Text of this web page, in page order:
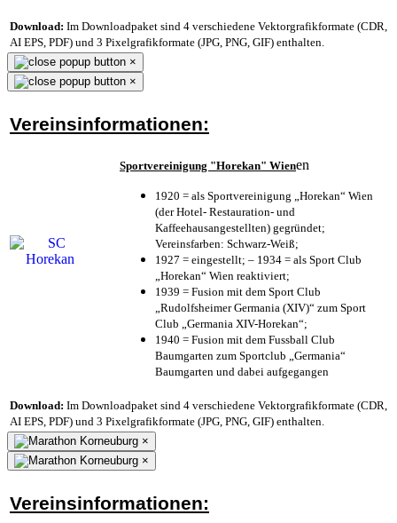
Download: Im Downloadpaket sind 4 verschiedene Vektorgrafikformate (CDR,
AI EPS, PDF) und 3 Pixelgrafikformate (JPG, PNG, GIF) enthalten.
×
×
Vereinsinformationen:
Sportvereinigung "Horekan" Wienen
1920 = als Sportvereinigung „Horekan“ Wien
(der Hotel- Restauration- und
Kaffeehausangestellten) gegründet;
Vereinsfarben: Schwarz-Weiß;
1927 = eingestellt; – 1934 = als Sport Club
„Horekan“ Wien reaktiviert;
1939 = Fusion mit dem Sport Club
„Rudolfsheimer Germania (XIV)“ zum Sport
Club „Germania XIV-Horekan“;
1940 = Fusion mit dem Fussball Club
Baumgarten zum Sportclub „Germania“
Baumgarten und dabei aufgegangen
Download: Im Downloadpaket sind 4 verschiedene Vektorgrafikformate (CDR,
AI EPS, PDF) und 3 Pixelgrafikformate (JPG, PNG, GIF) enthalten.
×
×
Vereinsinformationen: